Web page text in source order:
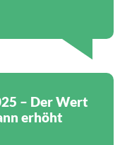
– Der Wert
erhöht